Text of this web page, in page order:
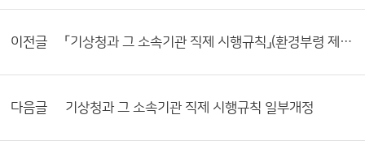
이전글 「기상청과 그 소속기관 직제 시행규칙」(환경부령 제989호, 2022.6.17.공포·시행)
다음글 기상청과 그 소속기관 직제 시행규칙 일부개정